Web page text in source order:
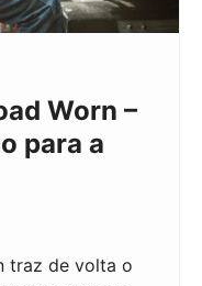
Worn –
para a
traz de volta o